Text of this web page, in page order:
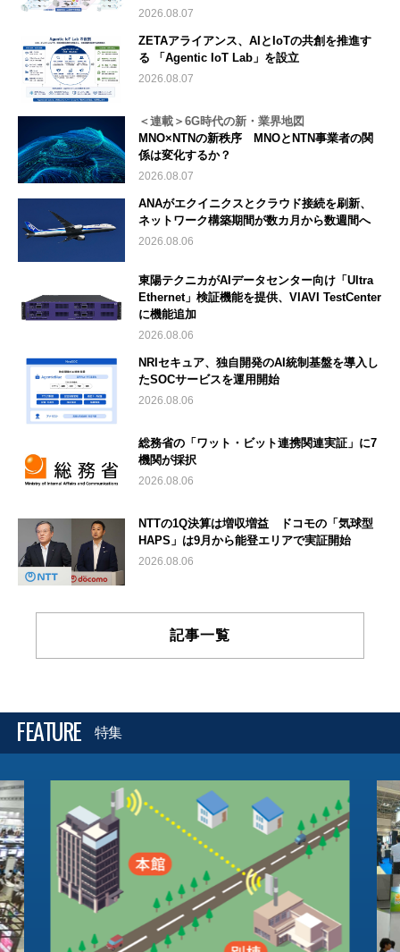
2026.08.07
ZETAアライアンス、AIとIoTの共創を推進す
る 「Agentic IoT Lab」を設立
2026.08.07
＜連載＞6G時代の新・業界地図
MNO×NTNの新秩序 MNOとNTN事業者の関
係は変化するか？
2026.08.07
ANAがエクイニクスとクラウド接続を刷新、
ネットワーク構築期間が数カ月から数週間へ
2026.08.06
東陽テクニカがAIデータセンター向け「Ultra
Ethernet」検証機能を提供、VIAVI TestCenter
に機能追加
2026.08.06
NRIセキュア、独自開発のAI統制基盤を導入し
たSOCサービスを運用開始
2026.08.06
総務省の「ワット・ビット連携関連実証」に7
機関が採択
2026.08.06
NTTの1Q決算は増収増益 ドコモの「気球型
HAPS」は9月から能登エリアで実証開始
2026.08.06
記事一覧
FEATURE 特集